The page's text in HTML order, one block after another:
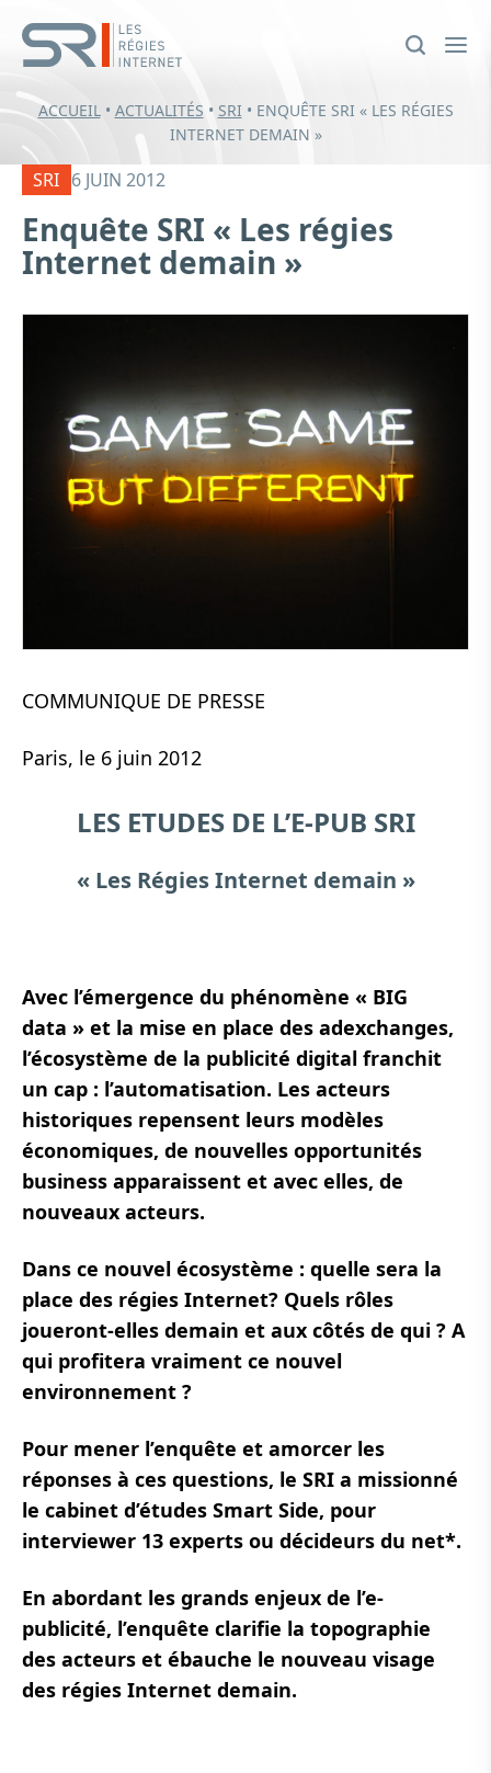
ACCUEIL• ACTUALITÉS • SRI • ENQUÊTE SRI « LES RÉGIES
INTERNET DEMAIN »
SRI 6 JUIN 2012
Enquête SRI « Les régies
Internet demain »
COMMUNIQUE DE PRESSE
Paris, le 6 juin 2012
LES ETUDES DE L’E-PUB SRI
« Les Régies Internet demain »
Avec l’émergence du phénomène « BIG
data » et la mise en place des adexchanges,
l’écosystème de la publicité digital franchit
un cap : l’automatisation. Les acteurs
historiques repensent leurs modèles
économiques, de nouvelles opportunités
business apparaissent et avec elles, de
nouveaux acteurs.
Dans ce nouvel écosystème : quelle sera la
place des régies Internet? Quels rôles
joueront-elles demain et aux côtés de qui ? A
qui profitera vraiment ce nouvel
environnement ?
Pour mener l’enquête et amorcer les
réponses à ces questions, le SRI a missionné
le cabinet d’études Smart Side, pour
interviewer 13 experts ou décideurs du net*.
En abordant les grands enjeux de l’e-
publicité, l’enquête clarifie la topographie
des acteurs et ébauche le nouveau visage
des régies Internet demain.